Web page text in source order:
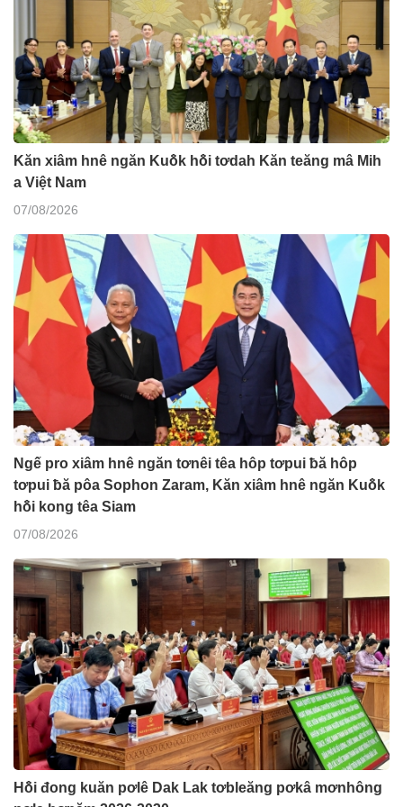
Kăn xiâm hnê ngăn Kuô̆k hô̆i tơdah Kăn teăng mâ Mih
a Việt Nam
07/08/2026
Ngế pro xiâm hnê ngăn tơnêi têa hôp tơpui ƀă hôp
tơpui ƀă pôa Sophon Zaram, Kăn xiâm hnê ngăn Kuô̆k
hô̆i kong têa Siam
07/08/2026
Hô̆i đong kuăn pơlê Dak Lak tơbleăng pơkâ mơnhông